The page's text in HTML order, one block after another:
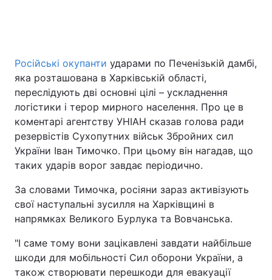
Україна Політика
Економіка Світ
Спорт Наука
Техно і зв'язок Лайт
Зброя Інциденти
Здоров'я Туризм
Цікавинки Погода
Екологія Регіони
Лонгріди
Російські окупанти ударами по Печенізькій дамбі,
яка розташована в Харківській області,
переслідують дві основні цілі – ускладнення
логістики і терор мирного населення. Про це в
коментарі агентству УНІАН сказав голова ради
резервістів Сухопутних військ Збройних cил
України Іван Тимочко. При цьому він нагадав, що
таких ударів ворог завдає періодично.
За словами Тимочка, росіяни зараз активізують
свої наступальні зусилля на Харківщині в
напрямках Великого Бурлука та Вовчанська.
"І саме тому вони зацікавлені завдати найбільше
шкоди для мобільності Сил оборони України, а
також створювати перешкоди для евакуації